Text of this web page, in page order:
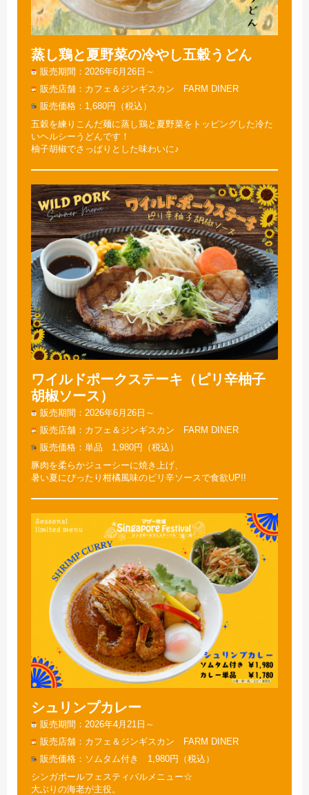
蒸し鶏と夏野菜の冷やし五穀うどん
販売期間
2026年6月26日～
販売店舗
カフェ＆ジンギスカン FARM DINER
販売価格
1,680円（税込）
五穀を練りこんだ麺に蒸し鶏と夏野菜をトッピングした冷た
いヘルシーうどんです！
柚子胡椒でさっぱりとした味わいに♪
ワイルドポークステーキ（ピリ辛柚子
胡椒ソース）
販売期間
2026年6月26日～
販売店舗
カフェ＆ジンギスカン FARM DINER
販売価格
単品 1,980円（税込）
豚肉を柔らかジューシーに焼き上げ、
暑い夏にぴったり柑橘風味のピリ辛ソースで食欲UP!!
シュリンプカレー
販売期間
2026年4月21日～
販売店舗
カフェ＆ジンギスカン FARM DINER
販売価格
ソムタム付き 1,980円（税込）
シンガポールフェスティバルメニュー☆
大ぶりの海老が主役。